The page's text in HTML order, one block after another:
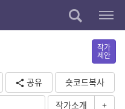
작가
제안
공유
숏코드복사
작가소개 +